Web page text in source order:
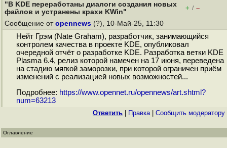
"В KDE переработаны диалоги создания новых
файлов и устранены крахи KWin"
+ / –
Сообщение от opennews (?), 10-Май-25, 11:30
Нейт Грэм (Nate Graham), разработчик, занимающийся
контролем качества в проекте KDE, опубликовал
очередной отчёт о разработке KDE. Разработка ветки KDE
Plasma 6.4, релиз которой намечен на 17 июня, переведена
на стадию мягкой заморозки, при которой ограничен приём
изменений с реализацией новых возможностей...
Подробнее: https://www.opennet.ru/opennews/art.shtml?
num=63213
Ответить Правка| Cообщить модератору
Оглавление